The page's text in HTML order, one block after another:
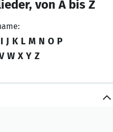
von A bis Z
I J K L M N O P
W X Y Z